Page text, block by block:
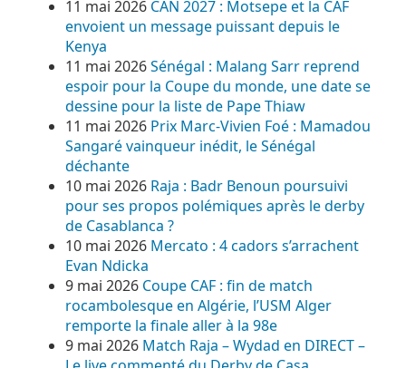
11 mai 2026 CAN 2027 : Motsepe et la CAF
envoient un message puissant depuis le
Kenya
11 mai 2026Sénégal : Malang Sarr reprend
espoir pour la Coupe du monde, une date se
dessine pour la liste de Pape Thiaw
11 mai 2026 Prix Marc-Vivien Foé : Mamadou
Sangaré vainqueur inédit, le Sénégal
déchante
10 mai 2026 Raja : Badr Benoun poursuivi
pour ses propos polémiques après le derby
de Casablanca ?
10 mai 2026 Mercato : 4 cadors s’arrachent
Evan Ndicka
9 mai 2026 Coupe CAF : fin de match
rocambolesque en Algérie, l’USM Alger
remporte la finale aller à la 98e
9 mai 2026 Match Raja – Wydad en DIRECT –